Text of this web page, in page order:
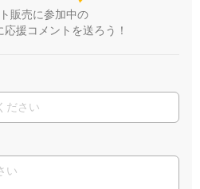
販売に参加中の
援コメントを送ろう！